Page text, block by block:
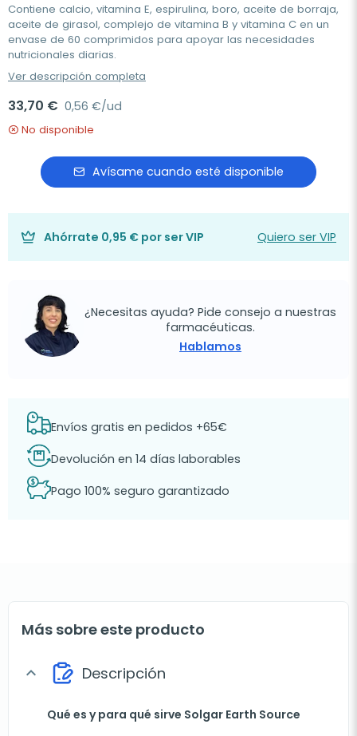
Contiene calcio, vitamina E, espirulina, boro, aceite de borraja,
aceite de girasol, complejo de vitamina B y vitamina C en un
envase de 60 comprimidos para apoyar las necesidades
nutricionales diarias.
Ver descripción completa
33,70 € 0,56 €/ud
No disponible
Avísame cuando esté disponible
Ahórrate 0,95 € por ser VIP Quiero ser VIP
¿Necesitas ayuda? Pide consejo a nuestras
farmacéuticas.
Hablamos
Envíos gratis en pedidos +65€
Devolución en 14 días laborables
Pago 100% seguro garantizado
Más sobre este producto
expand_more Descripción
Qué es y para qué sirve Solgar Earth Source